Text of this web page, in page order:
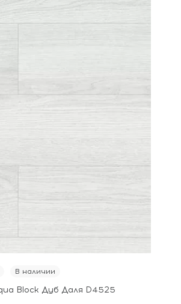
В наличии
Block Дуб Даля D4525